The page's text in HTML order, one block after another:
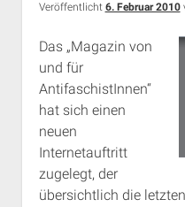
Veröffentlicht 6. Februar 2010
Das „Magazin von
und für
AntifaschistInnen“
hat sich einen
neuen
Internetauftritt
zugelegt, der
übersichtlich die